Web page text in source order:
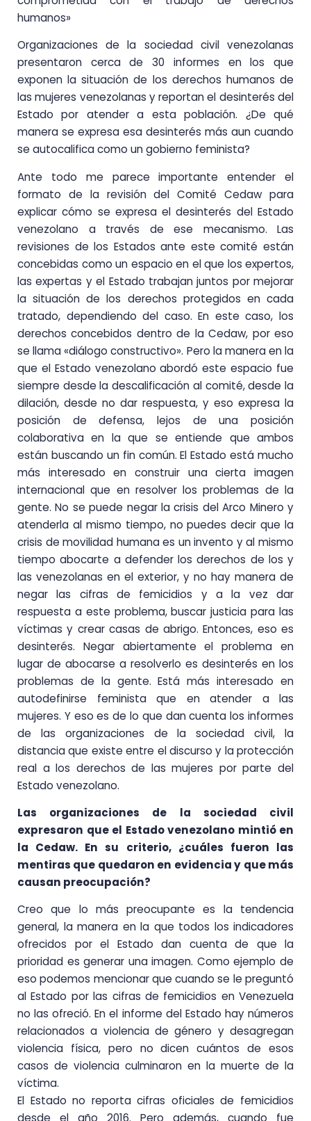
humanos»
Organizaciones de la sociedad civil venezolanas
presentaron cerca de 30 informes en los que
exponen la situación de los derechos humanos de
las mujeres venezolanas y reportan el desinterés del
Estado por atender a esta población. ¿De qué
manera se expresa esa desinterés más aun cuando
se autocalifica como un gobierno feminista?
Ante todo me parece importante entender el
formato de la revisión del Comité Cedaw para
explicar cómo se expresa el desinterés del Estado
venezolano a través de ese mecanismo. Las
revisiones de los Estados ante este comité están
concebidas como un espacio en el que los expertos,
las expertas y el Estado trabajan juntos por mejorar
la situación de los derechos protegidos en cada
tratado, dependiendo del caso. En este caso, los
derechos concebidos dentro de la Cedaw, por eso
se llama «diálogo constructivo». Pero la manera en la
que el Estado venezolano abordó este espacio fue
siempre desde la descalificación al comité, desde la
dilación, desde no dar respuesta, y eso expresa la
posición de defensa, lejos de una posición
colaborativa en la que se entiende que ambos
están buscando un fin común. El Estado está mucho
más interesado en construir una cierta imagen
internacional que en resolver los problemas de la
gente. No se puede negar la crisis del Arco Minero y
atenderla al mismo tiempo, no puedes decir que la
crisis de movilidad humana es un invento y al mismo
tiempo abocarte a defender los derechos de los y
las venezolanas en el exterior, y no hay manera de
negar las cifras de femicidios y a la vez dar
respuesta a este problema, buscar justicia para las
víctimas y crear casas de abrigo. Entonces, eso es
desinterés. Negar abiertamente el problema en
lugar de abocarse a resolverlo es desinterés en los
problemas de la gente. Está más interesado en
autodefinirse feminista que en atender a las
mujeres. Y eso es de lo que dan cuenta los informes
de las organizaciones de la sociedad civil, la
distancia que existe entre el discurso y la protección
real a los derechos de las mujeres por parte del
Estado venezolano.
Las organizaciones de la sociedad civil
expresaron que el Estado venezolano mintió en
la Cedaw. En su criterio, ¿cuáles fueron las
mentiras que quedaron en evidencia y que más
causan preocupación?
Creo que lo más preocupante es la tendencia
general, la manera en la que todos los indicadores
ofrecidos por el Estado dan cuenta de que la
prioridad es generar una imagen. Como ejemplo de
eso podemos mencionar que cuando se le preguntó
al Estado por las cifras de femicidios en Venezuela
no las ofreció. En el informe del Estado hay números
relacionados a violencia de género y desagregan
violencia física, pero no dicen cuántos de esos
casos de violencia culminaron en la muerte de la
víctima.
El Estado no reporta cifras oficiales de femicidios